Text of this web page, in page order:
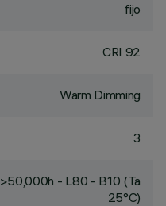
fijo
CRI 92
Warm Dimming
3
>50,000h - L80 - B10 (Ta
25°C)